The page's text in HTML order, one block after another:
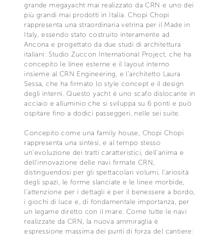
grande megayacht mai realizzato da CRN e uno dei
più grandi mai prodotti in Italia. Chopi Chopi
rappresenta una straordinaria vetrina per il Made in
Italy, essendo stato costruito interamente ad
Ancona e progettato da due studi di architettura
italiani: Studio Zuccon International Project, che ha
concepito le linee esterne e il layout interno
insieme al CRN Engineering, e l’architetto Laura
Sessa, che ha firmato lo style concept e il design
degli interni. Questo yacht è uno scafo dislocante in
acciaio e alluminio che si sviluppa su 6 ponti e può
ospitare fino a dodici passeggeri, nelle sei suite.
Concepito come una family house, Chopi Chopi
rappresenta una sintesi, e al tempo stesso
un’evoluzione dei tratti caratteristici, dell’anima e
dell’innovazione delle navi firmate CRN,
distinguendosi per gli spettacolari volumi, l’ariosità
degli spazi, le forme slanciate e le linee morbide,
l’attenzione per i dettagli e per il benessere a bordo,
i giochi di luce e, di fondamentale importanza, per
un legame diretto con il mare. Come tutte le navi
realizzate da CRN, la nuova ammiraglia è
espressione massima dei punti di forza del cantiere: